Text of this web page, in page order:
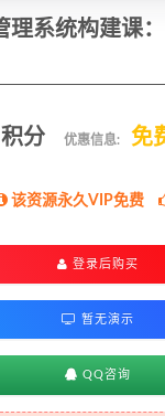
积分 优惠信息: 免
该资源永久VIP免费
登录后购买
暂无演示
QQ咨询